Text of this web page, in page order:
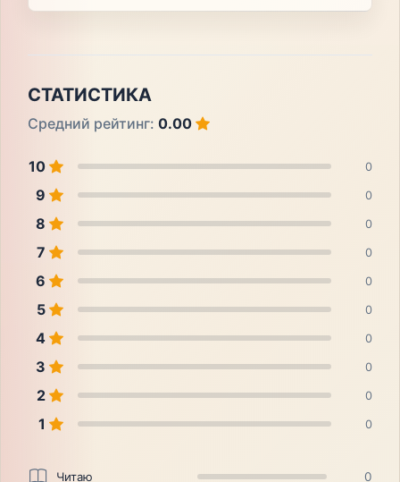
СТАТИСТИКА
Средний рейтинг: 0.00
10 0
9 0
8 0
7 0
6 0
5 0
4 0
3 0
2 0
1 0
Читаю 0